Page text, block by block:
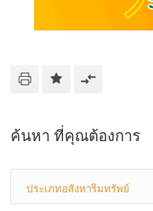
ค้นหา ที่คุณต้องการ